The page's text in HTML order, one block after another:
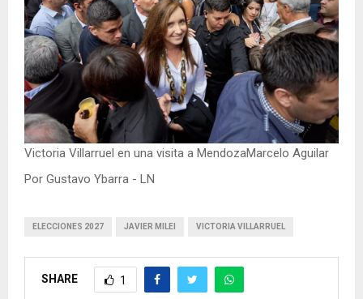
Victoria Villarruel en una visita a MendozaMarcelo Aguilar
Por Gustavo Ybarra - LN
ELECCIONES 2027 JAVIER MILEI VICTORIA VILLARRUEL
SHARE 1